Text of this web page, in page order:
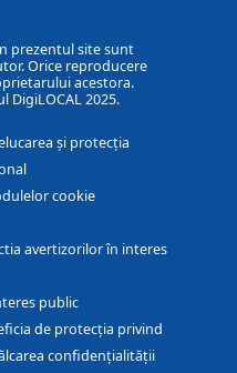
prezentul site sunt
Orice reproducere
acestora.
DigiLOCAL 2025.
și protecția
cookie
avertizorilor în interes
public
de protecția privind
confidențialității